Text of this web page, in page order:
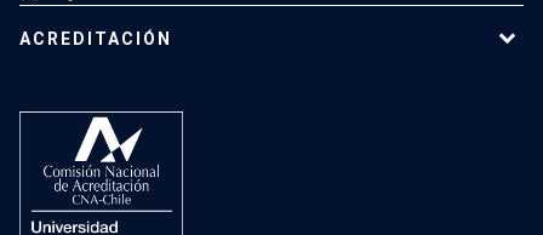
ACREDITACIÓN